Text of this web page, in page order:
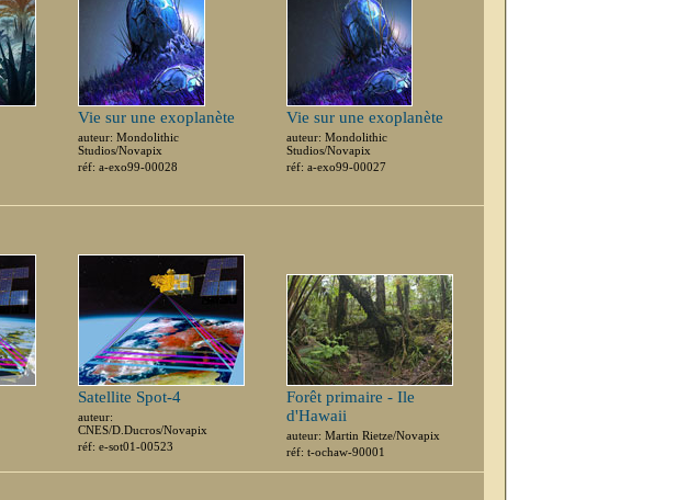
Vie sur une exoplanète
auteur: Mondolithic
Studios/Novapix
réf: a-exo99-00028
Vie sur une exoplanète
auteur: Mondolithic
Studios/Novapix
réf: a-exo99-00027
Satellite Spot-4
auteur:
CNES/D.Ducros/Novapix
réf: e-sot01-00523
Forêt primaire - Ile
d'Hawaii
auteur: Martin Rietze/Novapix
réf: t-ochaw-90001